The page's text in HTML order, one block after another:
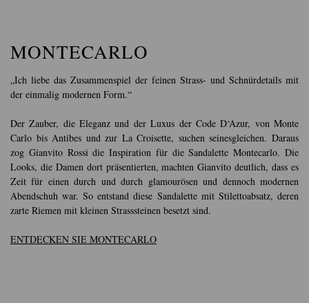
MONTECARLO
„Ich liebe das Zusammenspiel der feinen Strass- und Schnürdetails mit
der einmalig modernen Form.“
Der Zauber, die Eleganz und der Luxus der Code D‘Azur, von Monte
Carlo bis Antibes und zur La Croisette, suchen seinesgleichen. Daraus
zog Gianvito Rossi die Inspiration für die Sandalette Montecarlo. Die
Looks, die Damen dort präsentierten, machten Gianvito deutlich, dass es
Zeit für einen durch und durch glamourösen und dennoch modernen
Abendschuh war. So entstand diese Sandalette mit Stilettoabsatz, deren
zarte Riemen mit kleinen Strasssteinen besetzt sind.
ENTDECKEN SIE MONTECARLO